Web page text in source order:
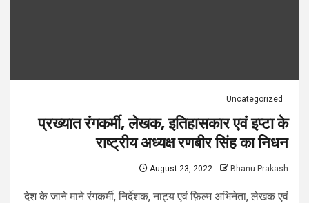
Uncategorized
प्रख्यात रंगकर्मी, लेखक, इतिहासकार एवं इप्टा के
राष्ट्रीय अध्यक्ष रणबीर सिंह का निधन
August 23, 2022 Bhanu Prakash
देश के जाने माने रंगकर्मी, निर्देशक, नाट्य एवं फ़िल्म अभिनेता, लेखक एवं